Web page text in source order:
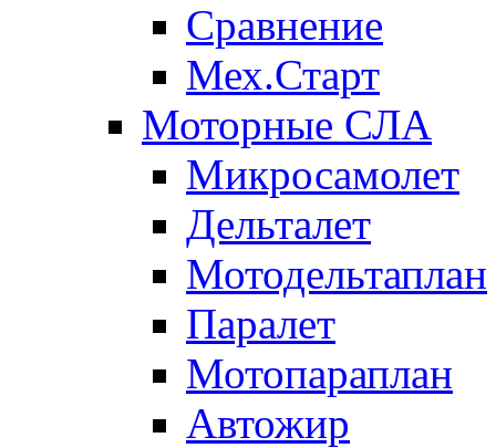
Сравнение
Мех.Старт
Моторные СЛА
Микросамолет
Дельталет
Мотодельтаплан
Паралет
Мотопараплан
Автожир